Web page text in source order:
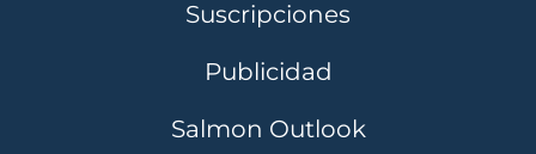
Suscripciones
Publicidad
Salmon Outlook